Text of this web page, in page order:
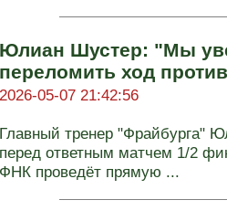
Юлиан Шустер: "Мы
переломить ход
2026-05-07 21:42:56
Главный тренер "Фрайбурга"
перед ответным матчем 1/2
ФНК проведёт прямую ...